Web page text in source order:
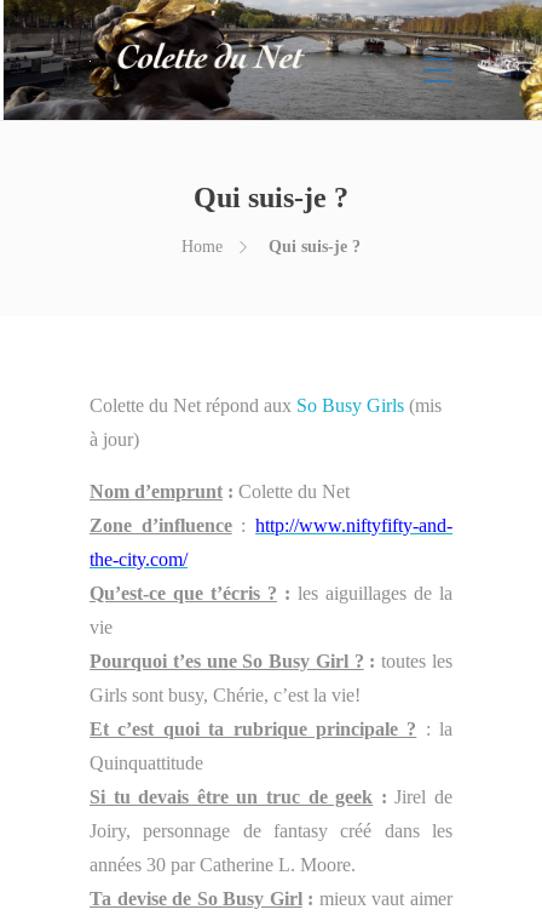
Qui suis-je ?
Home Qui suis-je ?
Colette du Net répond aux So Busy Girls (mis
à jour)
Nom d’emprunt : Colette du Net
Zone d’influence:http://www.niftyfifty-and-
the-city.com/
Qu’est-ce que t’écris ? : les aiguillages de la
vie
Pourquoi t’es une So Busy Girl ? : toutes les
Girls sont busy, Chérie, c’est la vie!
Et c’est quoi ta rubrique principale ? : la
Quinquattitude
Si tu devais être un truc de geek :Jirel de
Joiry, personnage de fantasy créé dans les
années 30 par Catherine L. Moore.
Ta devise de So Busy Girl: mieux vaut aimer